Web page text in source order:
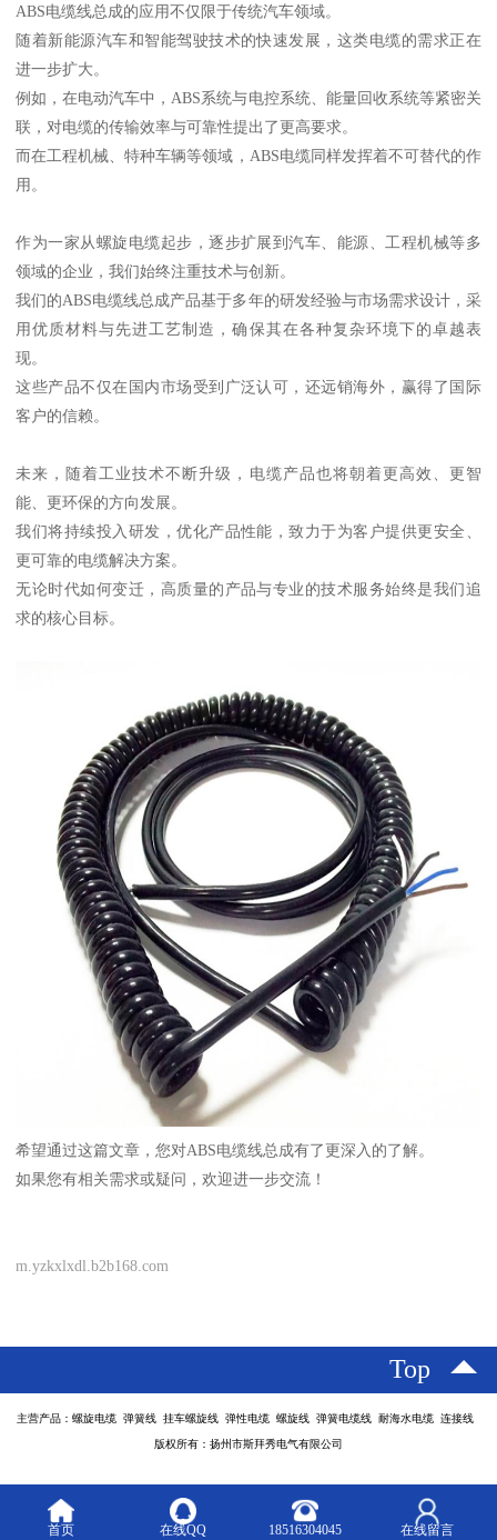
ABS电缆线总成的应用不仅限于传统汽车领域。
随着新能源汽车和智能驾驶技术的快速发展，这类电缆的需求正在
进一步扩大。
例如，在电动汽车中，ABS系统与电控系统、能量回收系统等紧密关
联，对电缆的传输效率与可靠性提出了更高要求。
而在工程机械、特种车辆等领域，ABS电缆同样发挥着不可替代的作
用。
作为一家从螺旋电缆起步，逐步扩展到汽车、能源、工程机械等多
领域的企业，我们始终注重技术与创新。
我们的ABS电缆线总成产品基于多年的研发经验与市场需求设计，采
用优质材料与先进工艺制造，确保其在各种复杂环境下的卓越表
现。
这些产品不仅在国内市场受到广泛认可，还远销海外，赢得了国际
客户的信赖。
未来，随着工业技术不断升级，电缆产品也将朝着更高效、更智
能、更环保的方向发展。
我们将持续投入研发，优化产品性能，致力于为客户提供更安全、
更可靠的电缆解决方案。
无论时代如何变迁，高质量的产品与专业的技术服务始终是我们追
求的核心目标。
希望通过这篇文章，您对ABS电缆线总成有了更深入的了解。
如果您有相关需求或疑问，欢迎进一步交流！
m.yzkxlxdl.b2b168.com
Top
主营产品：螺旋电缆 弹簧线 挂车螺旋线 弹性电缆 螺旋线 弹簧电缆线 耐海水电缆 连接线
版权所有：扬州市斯拜秀电气有限公司
首页 在线QQ 18516304045 在线留言